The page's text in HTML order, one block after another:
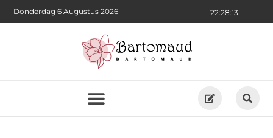
22:28:15
Donderdag 6 Augustus 2026